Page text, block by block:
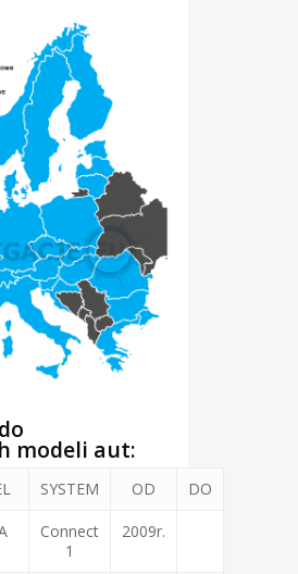
modeli aut:
SYSTEM OD DO
Connect
1
2009r.